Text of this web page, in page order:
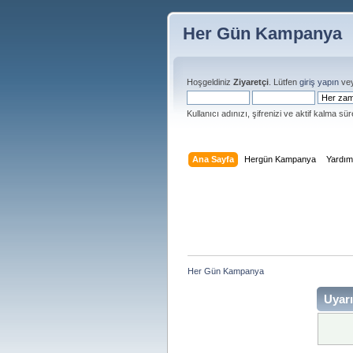
Her Gün Kampanya
Hoşgeldiniz Ziyaretçi . Lütfen giriş yapın
Kullanıcı adınızı, şifrenizi ve aktif kalma
Ana Sayfa Hergün Kampanya Yardım
Her Gün Kampanya